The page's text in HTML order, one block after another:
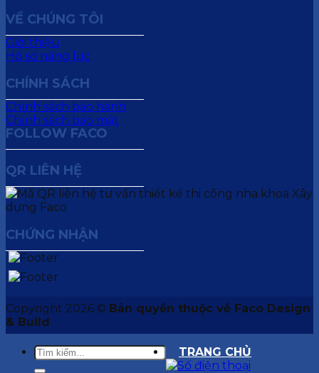
VỀ CHÚNG TÔI
Giới thiệu
Hồ sơ năng lực
CHÍNH SÁCH
Chính sách bảo hành
Chính sách bảo mật
FOLLOW FACO
QR LIÊN HỆ
CHỨNG NHẬN
Copyright 2026 © Bản quyền thuộc về Faco Design
& Build
TRANG CHỦ